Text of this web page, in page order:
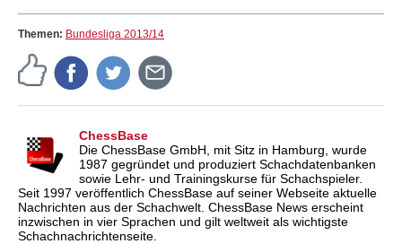
Themen: Bundesliga 2013/14
ChessBase
Die ChessBase GmbH, mit Sitz in Hamburg, wurde
1987 gegründet und produziert Schachdatenbanken
sowie Lehr- und Trainingskurse für Schachspieler.
Seit 1997 veröffentlich ChessBase auf seiner Webseite aktuelle
Nachrichten aus der Schachwelt. ChessBase News erscheint
inzwischen in vier Sprachen und gilt weltweit als wichtigste
Schachnachrichtenseite.